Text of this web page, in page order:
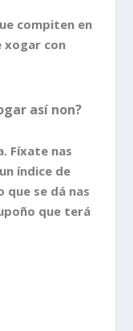
compiten en
xogar con
así non?
Fíxate nas
índice de
se dá nas
que terá